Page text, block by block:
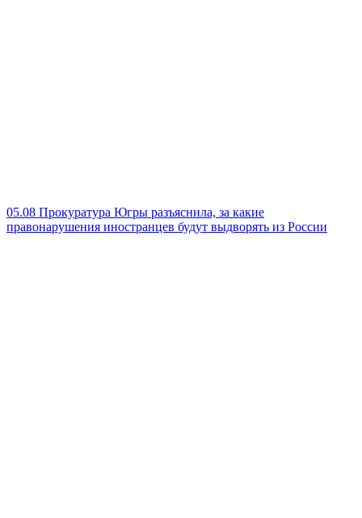
05.08 Прокуратура Югры разъяснила, за какие
правонарушения иностранцев будут выдворять из России